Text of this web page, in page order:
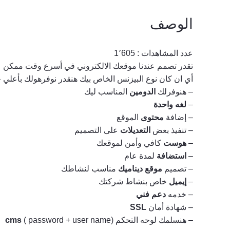
الوصف
عدد المشاهدات : 1٬605
تقدر تصمم عندنا موقعك الالكتروني في أسرع وقت ممكن
أي ان كان نوع البيزنس الخاص بيك هنقدر نوفرهولك بأعلي
– هنوفرلك الدومين المناسب ليك
– لغه واحدة
– إضافة محتوى الموقع
– تنفيذ بعض التعديلات على التصميم
– هوست كافي وأمن لموقعك
– استضافة لمدة عام
– تصميم موقع ديناميك مناسب لنشاطك
– إيميل خاص بنشاط شركتك
– خدمه دعم فني
– شهادة أمان SSL
– هنسلمك لوحه التحكم
cms ( password + user name)